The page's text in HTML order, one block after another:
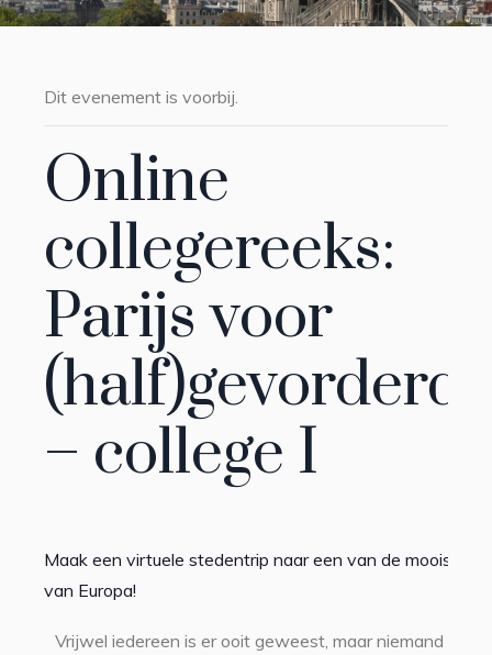
Dit evenement is voorbij.
Online
collegereeks:
Parijs voor
– college I
Maak een virtuele stedentrip naar een van de mooiste
van Europa!
Vrijwel iedereen is er ooit geweest, maar niemand kent